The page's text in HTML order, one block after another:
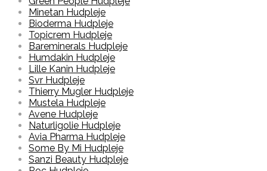
Minetan Hudpleje
Bioderma Hudpleje
Topicrem Hudpleje
Bareminerals Hudpleje
Humdakin Hudpleje
Lille Kanin Hudpleje
Svr Hudpleje
Thierry Mugler Hudpleje
Mustela Hudpleje
Avene Hudpleje
Naturligolie Hudpleje
Avia Pharma Hudpleje
Some By Mi Hudpleje
Sanzi Beauty Hudpleje